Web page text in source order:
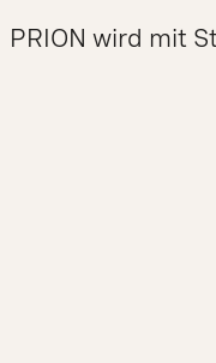
PRION wird mit